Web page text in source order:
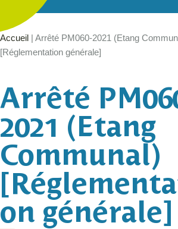
Accueil | Arrêté PM060-2021 (Etang
[Réglementation générale]
Arrêté
2021 (Etang
Communal)
on générale]